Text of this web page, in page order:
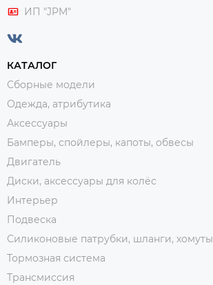
ИП "JPM"
КАТАЛОГ
Сборные модели
Одежда, атрибутика
Аксессуары
Бамперы, спойлеры, капоты, обвесы
Двигатель
Диски, аксессуары для колёс
Интерьер
Подвеска
Силиконовые патрубки, шланги, хомуты
Тормозная система
Трансмиссия